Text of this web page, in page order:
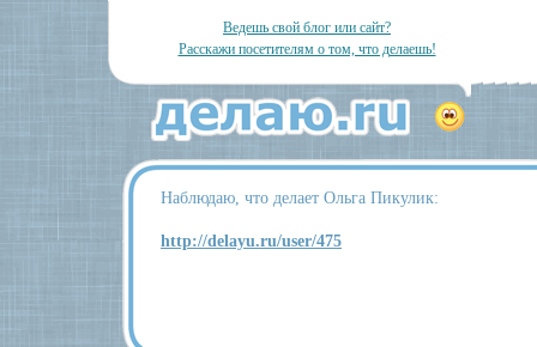
Ведешь свой блог или сайт?
Расскажи посетителям о том, что делаешь!
Наблюдаю, что делает Ольга Пикулик:
http://delayu.ru/user/475